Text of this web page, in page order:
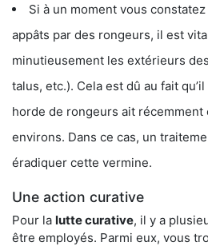
Si à un moment vous
appâts par des rongeurs, il est
minutieusement les extérieurs
talus, etc.). Cela est dû au fait
horde de rongeurs ait récemment
environs. Dans ce cas, un
éradiquer cette vermine.
Une action curative
Pour la lutte curative, il y a
être employés. Parmi eux, vous